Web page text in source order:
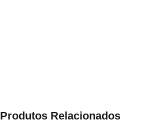
Produtos Relacionados